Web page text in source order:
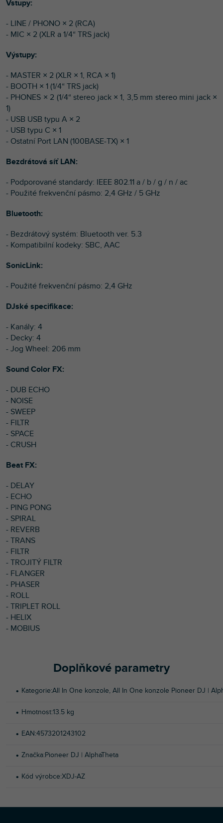
Vstupy:
- LINE / PHONO × 2 (RCA)
- MIC × 2 (XLR a 1/4“ TRS jack)
Výstupy:
- MASTER × 2 (XLR × 1, RCA × 1)
- BOOTH × 1 (1/4“ TRS jack)
- PHONES × 2 (1/4“ stereo jack × 1, 3,5 mm stereo mini jack ×
1)
- USB USB typu A × 2
- USB typu C × 1
- Ostatní Port LAN (100BASE-TX) × 1
Bezdrátová síť LAN:
- Podporované standardy: IEEE 802.11 a / b / g / n / ac
- Použité frekvenční pásmo: 2,4 GHz / 5 GHz
Bluetooth:
- Bezdrátový systém: Bluetooth ver. 5.3
- Kompatibilní kodeky: SBC, AAC
SonicLink:
- Použité frekvenční pásmo: 2,4 GHz
DJské specifikace:
- Kanály: 4
- Decky: 4
- Jog Wheel: 206 mm
Sound Color FX:
- DUB ECHO
- NOISE
- SWEEP
- FILTR
- SPACE
- CRUSH
Beat FX:
- DELAY
- ECHO
- PING PONG
- SPIRAL
- REVERB
- TRANS
- FILTR
- TROJITÝ FILTR
- FLANGER
- PHASER
- ROLL
- TRIPLET ROLL
- HELIX
- MOBIUS
Doplňkové parametry
Kategorie:All In One konzole, All In One konzole Pioneer DJ |
Hmotnost:13.5 kg
EAN:4573201243102
Značka:Pioneer DJ | AlphaTheta
Kód výrobce:XDJ-AZ